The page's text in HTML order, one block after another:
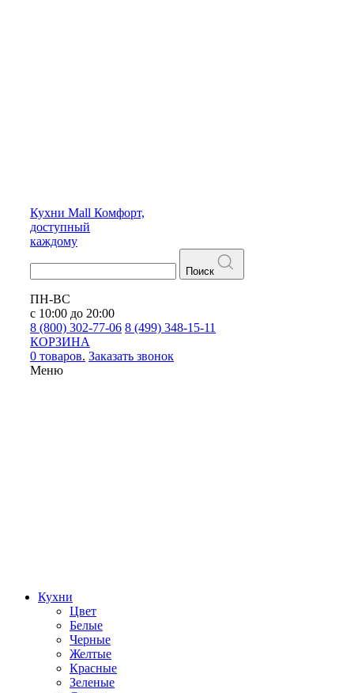
Кухни Mall Комфорт,
доступный
каждому
Поиск
ПН-ВС
с 10:00 до 20:00
8 (800) 302-77-06 8 (499) 348-15-11
КОРЗИНА
0 товаров. Заказать звонок
Меню
Кухни
Цвет
Белые
Черные
Желтые
Красные
Зеленые